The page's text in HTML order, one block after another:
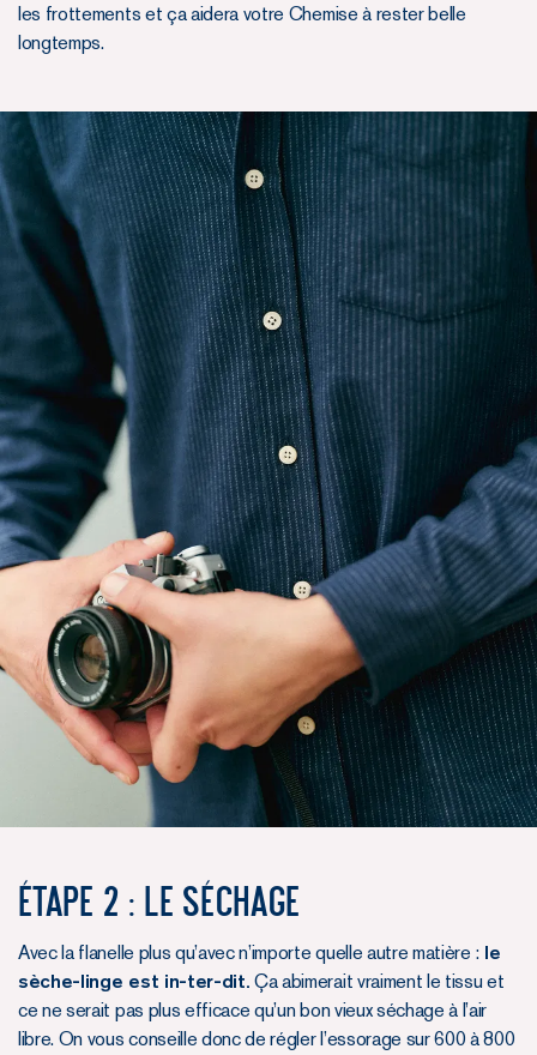
les frottements et ça aidera votre Chemise à rester belle
longtemps.
Étape 2 : le séchage
Avec la flanelle plus qu’avec n’importe quelle autre matière : le
sèche-linge est in-ter-dit. Ça abimerait vraiment le tissu et
ce ne serait pas plus efficace qu’un bon vieux séchage à l’air
libre. On vous conseille donc de régler l’essorage sur 600 à 800